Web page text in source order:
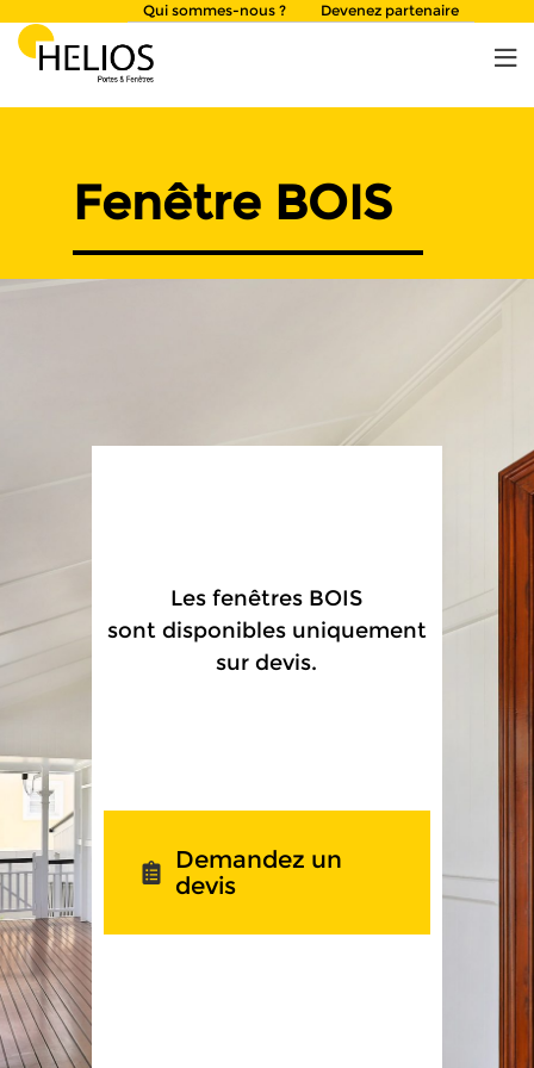
to
content
Qui sommes-nous ? Devenez partenaire
Fenêtre BOIS
Les fenêtres BOIS
sont disponibles uniquement
sur devis.
Demandez un
devis